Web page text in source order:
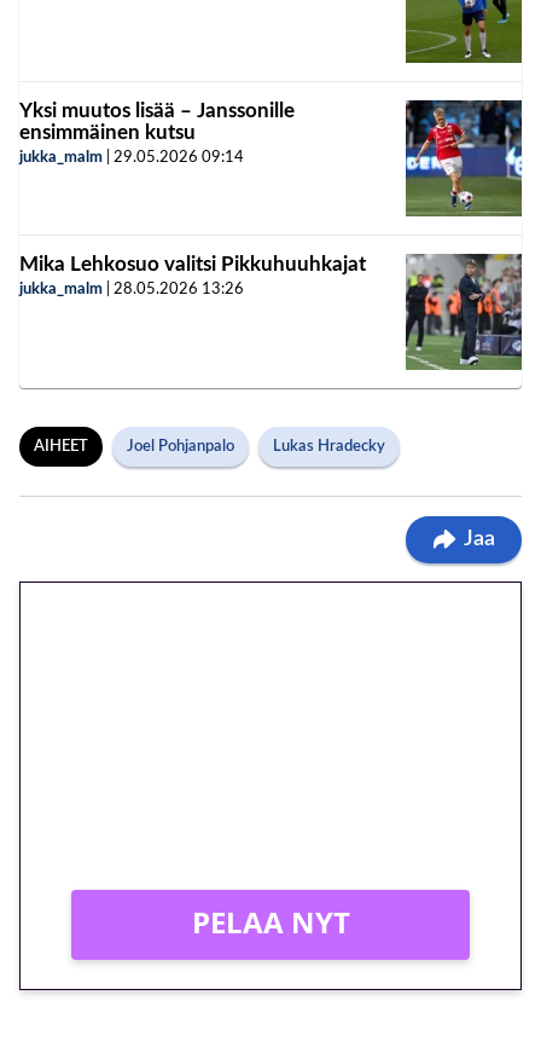
Yksi muutos lisää – Janssonille
ensimmäinen kutsu
jukka_malm 29.05.2026 09:14
Mika Lehkosuo valitsi Pikkuhuuhkajat
jukka_malm 28.05.2026 13:26
AIHEET Joel Pohjanpalo Lukas Hradecky
Jaa
PELAA NYT